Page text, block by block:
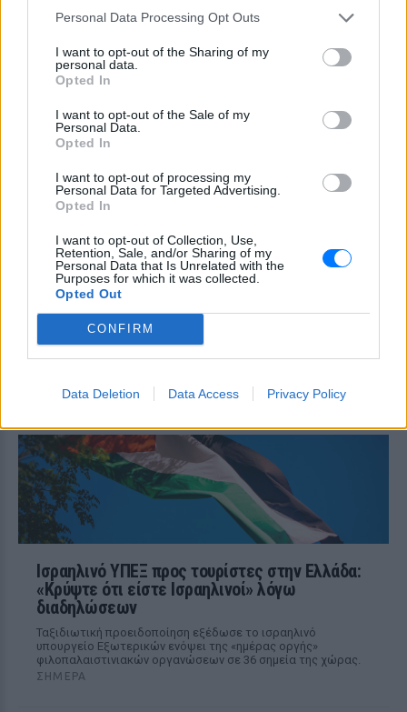
Personal Data Processing Opt Outs
I want to opt-out of the Sharing of my
personal data.
Opted In
I want to opt-out of the Sale of my
Personal Data.
Opted In
I want to opt-out of processing my
Personal Data for Targeted Advertising.
Opted In
I want to opt-out of Collection, Use,
Retention, Sale, and/or Sharing of my
Personal Data that Is Unrelated with the
Purposes for which it was collected.
Opted Out
CONFIRM
Data Deletion Data Access Privacy Policy
μετά από επίθεση drone - Η Τεχεράνη
απαιτεί αποχώρηση αμερικανικών
αποζημιώσεις πριν ανοίξει η κρίσιμη
Σαρακήνικο για να κάνουν
Ο επιχειρηματίας από τη Μήλο που
κατέγραψε το περιστατικό μίλησε στον
Νέα λεωφόρος στον Βοτανικό:
Πόσες λωρίδες θα έχει και
ΣΉΜΕΡΑ
Η Λεωφόρος Προφήτη Δανιήλ, που
κατασκευάζεται στο πλαίσιο της Διπλής
συνδέεται άμεσα με το νέο γήπεδο του
Ισραηλινό ΥΠΕΞ προς τουρίστες στην Ελλάδα:
«Κρύψτε ότι είστε Ισραηλινοί» λόγω
διαδηλώσεων
Ταξιδιωτική προειδοποίηση εξέδωσε το ισραηλινό
υπουργείο Εξωτερικών ενόψει της «ημέρας οργής»
φιλοπαλαιστινιακών οργανώσεων σε 36 σημεία της χώρας.
ΣΉΜΕΡΑ